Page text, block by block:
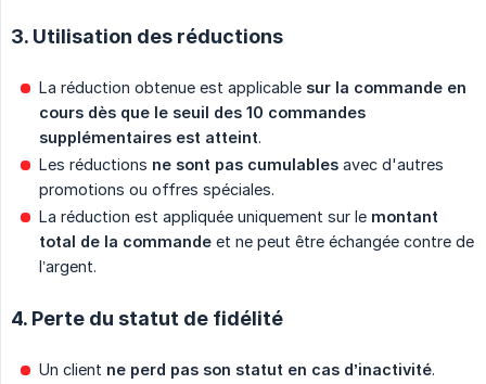
3. Utilisation des réductions
La réduction obtenue est applicable sur la commande en
cours dès que le seuil des 10 commandes
supplémentaires est atteint.
Les réductions ne sont pas cumulables avec d'autres
promotions ou offres spéciales.
La réduction est appliquée uniquement sur le montant
total de la commande et ne peut être échangée contre de
l’argent.
4. Perte du statut de fidélité
Un client ne perd pas son statut en cas d’inactivité.